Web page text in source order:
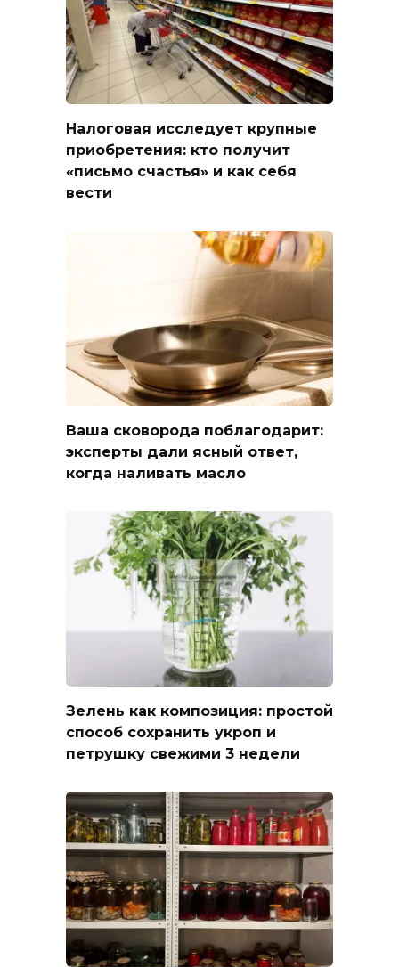
Налоговая исследует крупные
приобретения: кто получит
«письмо счастья» и как себя
вести
Ваша сковорода поблагодарит:
эксперты дали ясный ответ,
когда наливать масло
Зелень как композиция: простой
способ сохранить укроп и
петрушку свежими 3 недели